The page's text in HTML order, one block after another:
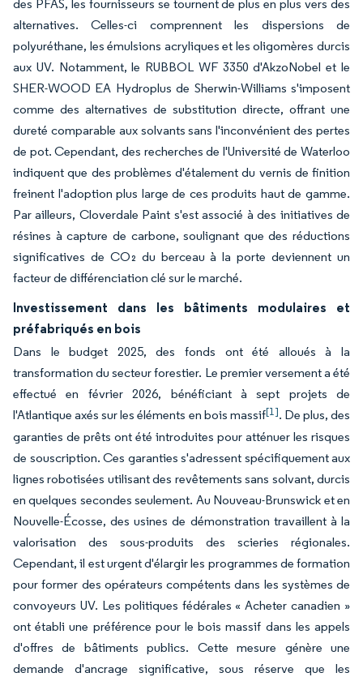
des PFAS, les fournisseurs se tournent de plus en plus vers des
alternatives. Celles-ci comprennent les dispersions de
polyuréthane, les émulsions acryliques et les oligomères durcis
aux UV. Notamment, le RUBBOL WF 3350 d'AkzoNobel et le
SHER-WOOD EA Hydroplus de Sherwin-Williams s'imposent
comme des alternatives de substitution directe, offrant une
dureté comparable aux solvants sans l'inconvénient des pertes
de pot. Cependant, des recherches de l'Université de Waterloo
indiquent que des problèmes d'étalement du vernis de finition
freinent l'adoption plus large de ces produits haut de gamme.
Par ailleurs, Cloverdale Paint s'est associé à des initiatives de
résines à capture de carbone, soulignant que des réductions
significatives de CO₂ du berceau à la porte deviennent un
facteur de différenciation clé sur le marché.
Investissement dans les bâtiments modulaires et
préfabriqués en bois
Dans le budget 2025, des fonds ont été alloués à la
transformation du secteur forestier. Le premier versement a été
effectué en février 2026, bénéficiant à sept projets de
l'Atlantique axés sur les éléments en bois massif[1]. De plus, des
garanties de prêts ont été introduites pour atténuer les risques
de souscription. Ces garanties s'adressent spécifiquement aux
lignes robotisées utilisant des revêtements sans solvant, durcis
en quelques secondes seulement. Au Nouveau-Brunswick et en
Nouvelle-Écosse, des usines de démonstration travaillent à la
valorisation des sous-produits des scieries régionales.
Cependant, il est urgent d'élargir les programmes de formation
pour former des opérateurs compétents dans les systèmes de
convoyeurs UV. Les politiques fédérales « Acheter canadien »
ont établi une préférence pour le bois massif dans les appels
d'offres de bâtiments publics. Cette mesure génère une
demande d'ancrage significative, sous réserve que les